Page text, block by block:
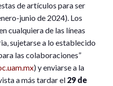
de artículos para ser
junio de 2024). Los
cualquiera de las líneas
sujetarse a lo establecido
las colaboraciones”
) y enviarse a la
a más tardar el 29 de